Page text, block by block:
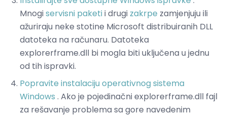
Mnogiservisni paketii drugi zakrpe zamjenjuju ili
ažuriraju neke stotine Microsoft distribuiranih DLL
datoteka na računaru. Datoteka
explorerframe.dll bi mogla biti uključena u jednu
od tih ispravki.
Popravite instalaciju operativnog sistema
Windows . Ako je pojedinačni explorerframe.dll fajl
za rešavanje problema sa gore navedenim